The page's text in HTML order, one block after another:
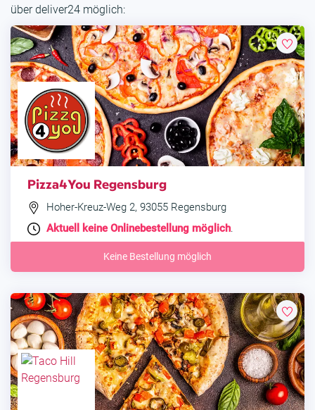
über deliver24 möglich:
Pizza4You Regensburg
Hoher-Kreuz-Weg 2, 93055 Regensburg
Aktuell keine Onlinebestellung möglich.
Keine Bestellung möglich